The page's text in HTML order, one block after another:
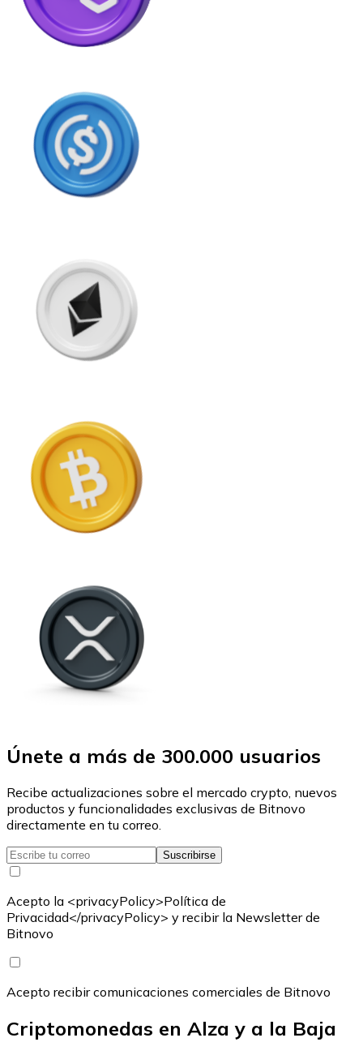
Únete a más de 300.000 usuarios
Recibe actualizaciones sobre el mercado crypto, nuevos
productos y funcionalidades exclusivas de Bitnovo
directamente en tu correo.
Suscribirse
Acepto la <privacyPolicy>Política de
Privacidad</privacyPolicy> y recibir la Newsletter de
Bitnovo
Acepto recibir comunicaciones comerciales de Bitnovo
Criptomonedas en Alza y a la Baja